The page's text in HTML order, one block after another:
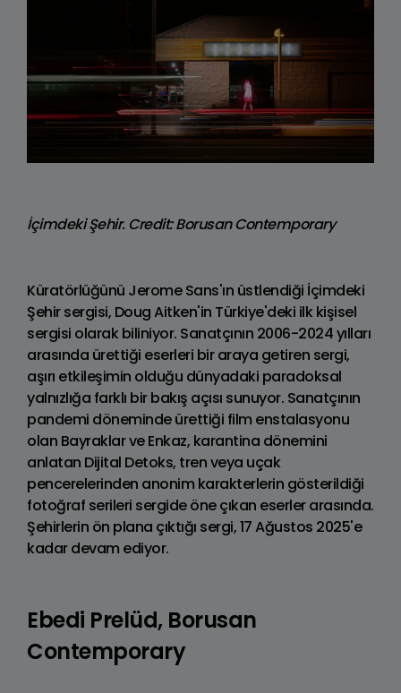
İçimdeki Şehir. Credit: Borusan Contemporary
Küratörlüğünü Jerome Sans'ın üstlendiği İçimdeki
Şehir sergisi, Doug Aitken'in Türkiye'deki ilk kişisel
sergisi olarak biliniyor. Sanatçının 2006-2024 yılları
arasında ürettiği eserleri bir araya getiren sergi,
aşırı etkileşimin olduğu dünyadaki paradoksal
yalnızlığa farklı bir bakış açısı sunuyor. Sanatçının
pandemi döneminde ürettiği film enstalasyonu
olan Bayraklar ve Enkaz, karantina dönemini
anlatan Dijital Detoks, tren veya uçak
pencerelerinden anonim karakterlerin gösterildiği
fotoğraf serileri sergide öne çıkan eserler arasında.
Şehirlerin ön plana çıktığı sergi, 17 Ağustos 2025'e
kadar devam ediyor.
Ebedi Prelüd, Borusan
Contemporary